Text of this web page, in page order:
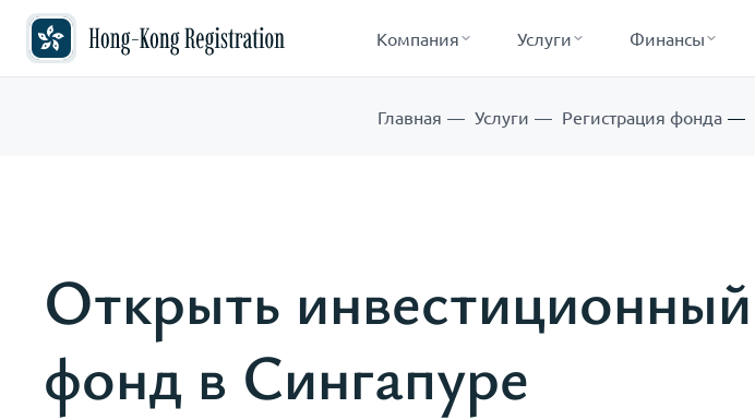
Компания Услуги Финансы
Главная Услуги Регистрация фонда
Открыть инвестиционный
фонд в Сингапуре